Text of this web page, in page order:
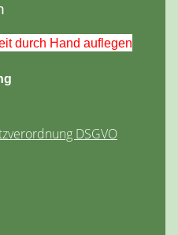
durch Hand auflegen
DSGVO